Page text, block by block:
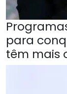
para
têm mais